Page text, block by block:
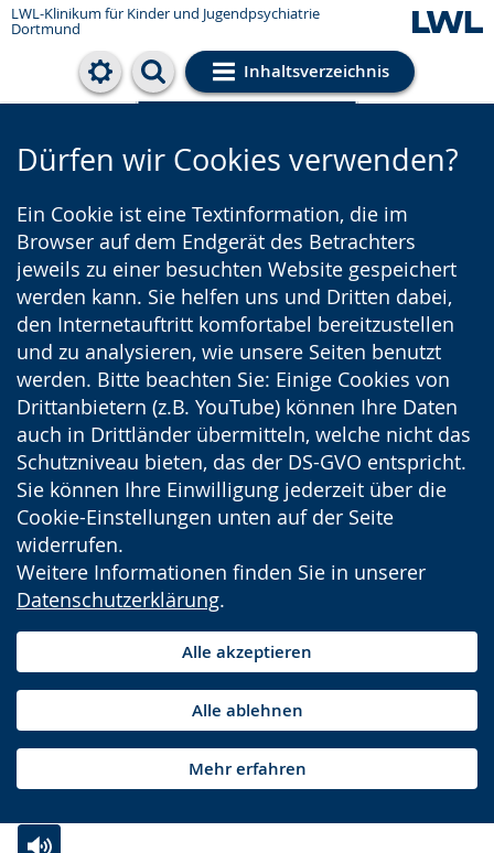
LWL-Klinikum für Kinder und Jugendpsychiatrie
Dortmund
Inhaltsverzeichnis
Cookie-Einstellungen
Dürfen wir Cookies verwenden?
Ein Cookie ist eine Textinformation, die im
Browser auf dem Endgerät des Betrachters
jeweils zu einer besuchten Website gespeichert
werden kann. Sie helfen uns und Dritten dabei,
den Internetauftritt komfortabel bereitzustellen
und zu analysieren, wie unsere Seiten benutzt
werden. Bitte beachten Sie: Einige Cookies von
Drittanbietern (z.B. YouTube) können Ihre Daten
auch in Drittländer übermitteln, welche nicht das
Schutzniveau bieten, das der DS-GVO entspricht.
Sie können Ihre Einwilligung jederzeit über die
Cookie-Einstellungen unten auf der Seite
widerrufen.
Weitere Informationen finden Sie in unserer
Datenschutzerklärung.
Alle akzeptieren
Alle ablehnen
Mehr erfahren